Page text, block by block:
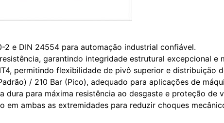
e DIN 24554 para automação industrial confiável.
garantindo integridade estrutural excepcional e
permitindo flexibilidade de pivô superior e distribuição
/ 210 Bar (Pico), adequado para aplicações de
para máxima resistência ao desgaste e proteção de
ambas as extremidades para reduzir choques